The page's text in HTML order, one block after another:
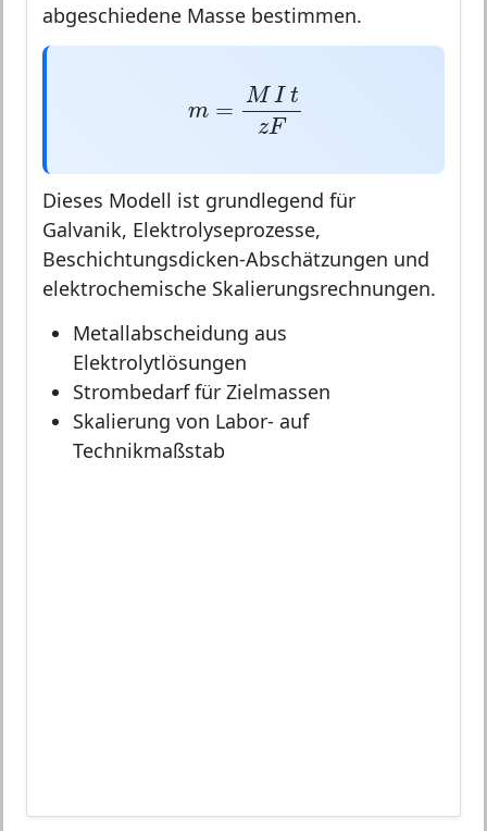
abgeschiedene Masse bestimmen.
M I
m=MItzF
Dieses Modell ist grundlegend für
Galvanik, Elektrolyseprozesse,
Beschichtungsdicken-Abschätzungen und
elektrochemische Skalierungsrechnungen.
Metallabscheidung aus
Elektrolytlösungen
Strombedarf für Zielmassen
Skalierung von Labor- auf
Technikmaßstab